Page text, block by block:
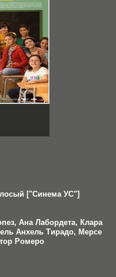
["Синема УС"]
Ана Лабордета, Клара
Анхель Тирадо, Мерсе
Ромеро